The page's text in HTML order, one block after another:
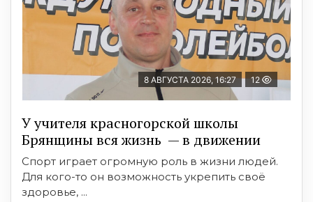
8 АВГУСТА 2026, 16:27 12
У учителя красногорской школы
Брянщины вся жизнь — в движении
Спорт играет огромную роль в жизни людей.
Для кого-то он возможность укрепить своё
здоровье, ...